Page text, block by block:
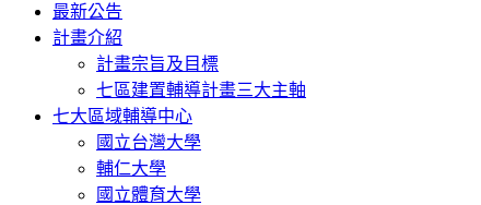
最新公告
計畫介紹
計畫宗旨及目標
七區建置輔導計畫三大主軸
七大區域輔導中心
國立台灣大學
輔仁大學
國立體育大學